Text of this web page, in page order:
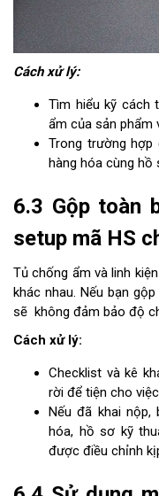
Cách xử lý:
Tìm hiểu kỹ cách
ẩm của sản phẩm
Trong trường hợp
hàng hóa cùng hồ
6.3 Gộp toàn
setup mã HS
Tủ chống ẩm và linh
khác nhau. Nếu bạn
sẽ không đảm bảo độ
Cách xử lý:
Checklist và kê
rời để tiện cho
Nếu đã khai nộp,
hóa, hồ sơ kỹ
được điều chỉnh